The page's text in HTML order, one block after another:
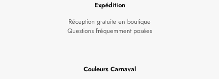
Expédition
Réception gratuite en boutique
Questions fréquemment posées
Couleurs Carnaval